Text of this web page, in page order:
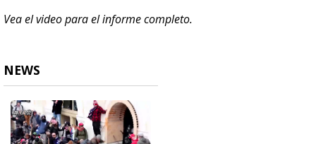
Vea el video para el informe completo.
NEWS